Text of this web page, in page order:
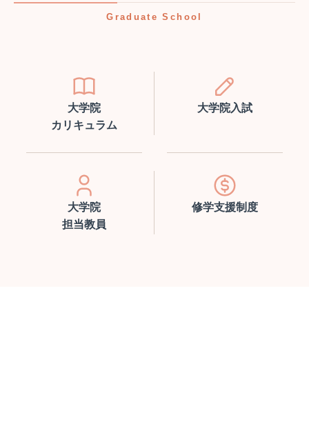
Graduate School
大学院
カリキュラム
大学院入試
大学院
担当教員
修学支援制度